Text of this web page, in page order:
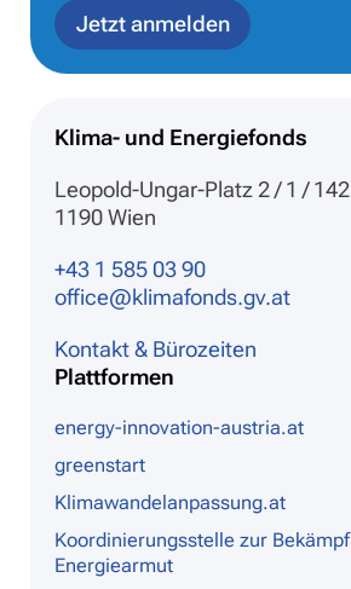
Jetzt anmelden
Klima- und Energiefonds
Leopold-Ungar-Platz 2 / 1 / 142
1190 Wien
+43 1 585 03 90
office@klimafonds.gv.at
Kontakt & Bürozeiten
Plattformen
energy-innovation-austria.at
greenstart
Klimawandelanpassung.at
Koordinierungsstelle zur
Energiearmut